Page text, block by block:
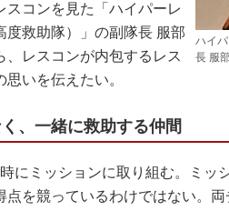
ハイ
長 服
コンを見た「ハイパーレ
度救助隊）」の副隊長 服部
、レスコンが内包するレス
いを伝えたい。
、一緒に救助する仲間
にミッションに取り組む。ミッ
点を競っているわけではない。